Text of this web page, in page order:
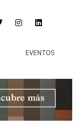
EVENTOS